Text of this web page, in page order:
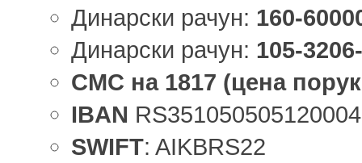
Динарски рачун: 160-
Динарски рачун: 105-
СМС на 1817 (цена
IBAN
SWIFT: AIKBRS22